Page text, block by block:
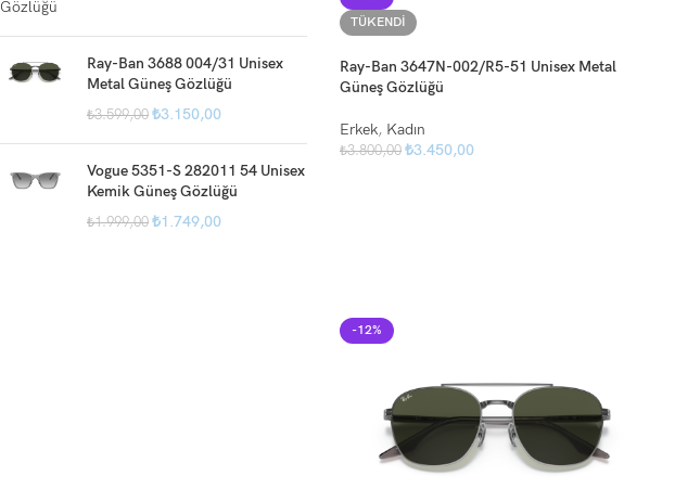
Ray-Ban 3688 004/31 Unisex
Metal Güneş Gözlüğü
₺3.599,00 ₺3.150,00
Vogue 5351-S 282011 54 Unisex
Kemik Güneş Gözlüğü
₺1.999,00 ₺1.749,00
TÜKENDI
Ray-Ban 3647N-002/R5-51 Unisex Metal
Güneş Gözlüğü
Erkek, Kadın
₺3.800,00 ₺3.450,00
-12%